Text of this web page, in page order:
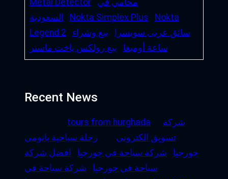
Metal Detector
محامي في
السعودية
Nokta Simplex Plus
Nokta
Legend 2
سائق عربى سويسرا
بيع وشراء
ساعة أوميغا
بيع رولكس ياخت ماستر
Recent News
tours from hurghada
شركة
تسويق الكتروني
رحلة سياحية باتومي
جورجيا
شركة سياحة في جورجيا
افضل شركة
سياحة في جورجيا
شركة سياحة في